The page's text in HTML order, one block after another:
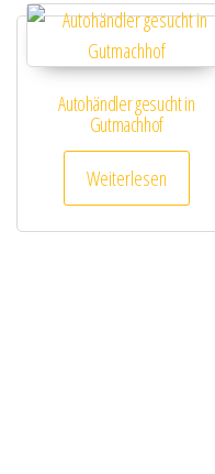
Autohändler gesucht in
Gutmachhof
Weiterlesen